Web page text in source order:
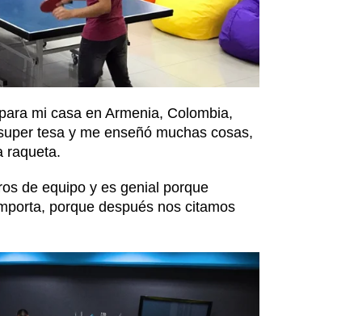
mi casa en Armenia, Colombia,
tesa y me enseñó muchas cosas,
raqueta.
de equipo y es genial porque
porque después nos citamos